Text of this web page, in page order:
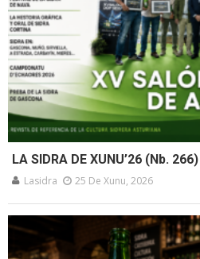
LA SIDRA DE XUNU’26 (Nb. 266)
Lasidra 25 De Xunu, 2026